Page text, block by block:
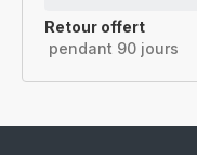
Retour offert
pendant 90 jours